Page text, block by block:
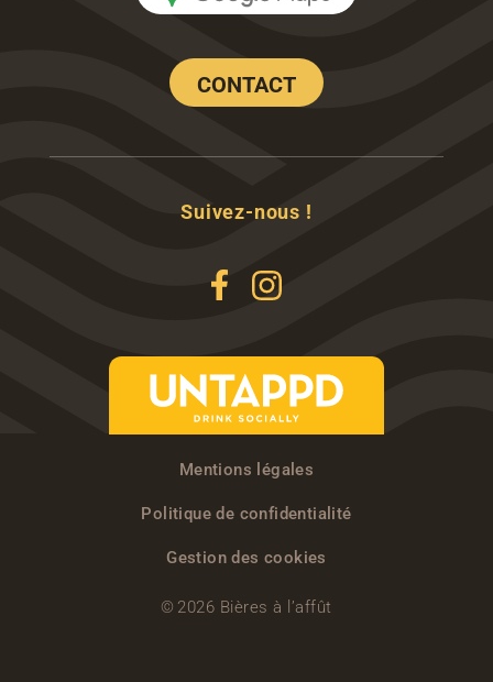
CONTACT
Suivez-nous !
© 2026 Bières à l’affût
Mentions légales
Politique de confidentialité
Gestion des cookies